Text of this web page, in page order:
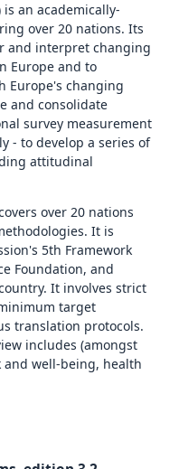
is an academically-
over 20 nations. Its
and interpret changing
Europe and to
Europe's changing
and consolidate
survey measurement
- to develop a series of
attitudinal
over 20 nations
It is
5th Framework
Foundation, and
It involves strict
target
translation protocols.
includes (amongst
and well-being, health